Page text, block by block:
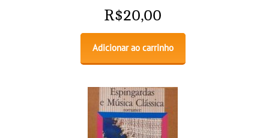
R$20,00
Adicionar ao carrinho